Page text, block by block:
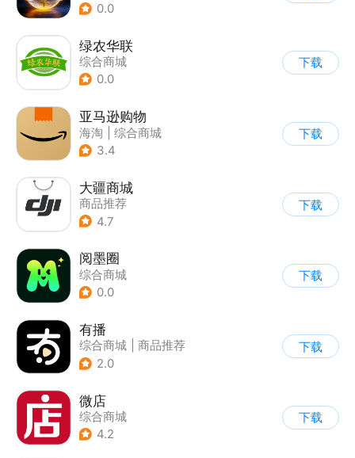
0.0
绿农华联
综合商城
0.0
下载
亚马逊购物
海淘
综合商城
3.4
下载
大疆商城
商品推荐
4.7
下载
阅墨圈
综合商城
0.0
下载
有播
综合商城
商品推荐
2.0
下载
微店
综合商城
4.2
下载